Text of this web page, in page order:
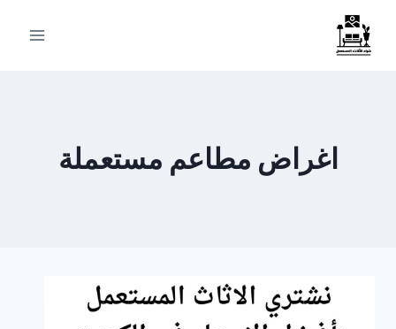
التجاوز
المحتوى
اغراض مطاعم مستعملة